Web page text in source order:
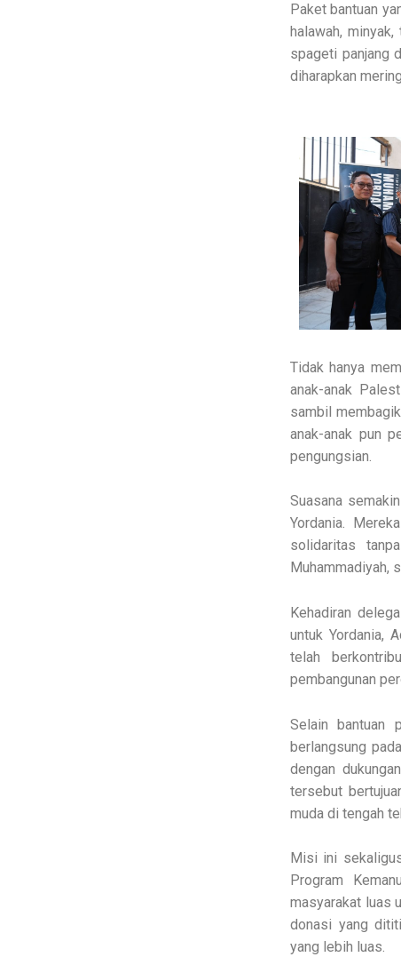
Paket bantuan
halawah,
spageti panjang
diharapkan
Tidak hanya
anak-anak
sambil
anak-anak pun
pengungsian.
Suasana
Yordania.
solidaritas
Muhammadiyah,
Kehadiran
untuk Yordania,
telah
pembangunan
Selain bantuan
berlangsung
dengan
tersebut
muda di tengah
Misi ini
Program
masyarakat luas
donasi yang
yang lebih luas.